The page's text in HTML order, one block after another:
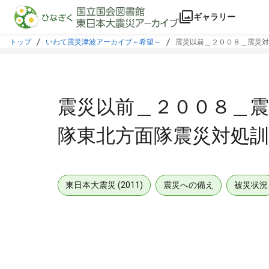
本文に飛ぶ
ギャラリー
トップ いわて震災津波アーカイブ～希望～ 震災以前＿２００８＿震災
震災以前＿２００８＿
隊東北方面隊震災対処
東日本大震災 (2011) 震災への備え 被災状況